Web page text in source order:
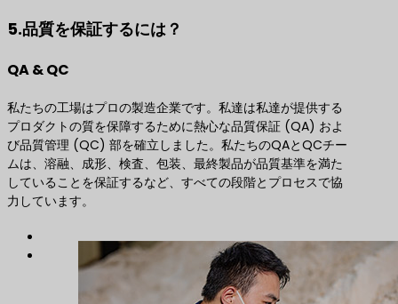
5.品質を保証するには？
QA & QC
私たちの工場はプロの製造企業です。私達は私達が提供する
プロダクトの質を保障するために熱心な品質保証 (QA) およ
び品質管理 (QC) 部を確立しました。私たちのQAとQCチー
ムは、溶融、成形、検査、包装、最終製品が品質基準を満た
していることを保証するなど、すべての段階とプロセスで協
力しています。